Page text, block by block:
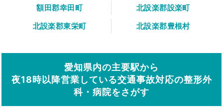
額田郡幸田町
北設楽郡設楽町
北設楽郡東栄町
北設楽郡豊根村
愛知県内の主要駅から
夜18時以降営業している交通事故対応の整形外
科・病院をさがす